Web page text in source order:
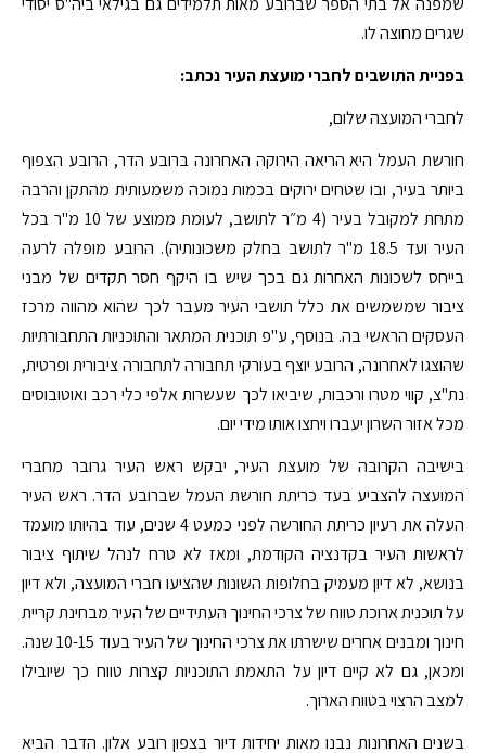
שגרים מחוצה לו.
בפניית התושבים לחברי מועצת העיר נכתב:
לחברי המועצה שלום,
חורשת העמל היא הריאה הירוקה האחרונה ברובע הדר, הרובע הצפוף
ביותר בעיר, ובו שטחים ירוקים בכמות נמוכה משמעותית מהתקן והרבה
מתחת למקובל בעיר (4 מ״ר לתושב, לעומת ממוצע של 10 מ"ר בכל
העיר ועד 18.5 מ"ר לתושב בחלק משכונותיה). הרובע מופלה לרעה
בייחס לשכונות האחרות גם בכך שיש בו היקף חסר תקדים של מבני
ציבור שמשמשים את כלל תושבי העיר מעבר לכך שהוא מהווה מרכז
העסקים הראשי בה. בנוסף, ע"פ תוכנית המתאר והתוכניות התחבורתיות
שהוצגו לאחרונה, הרובע יוצף בעורקי תחבורה לתחבורה ציבורית ופרטית,
נת"צ, קווי מטרו ורכבות, שיביאו לכך שעשרות אלפי כלי רכב ואוטובוסים
מכל אזור השרון יעברו ויחצו אותו מידי יום.
בישיבה הקרובה של מועצת העיר, יבקש ראש העיר גרובר מחברי
המועצה להצביע בעד כריתת חורשת העמל שברובע הדר. ראש העיר
העלה את רעיון כריתת החורשה לפני כמעט 4 שנים, עוד בהיותו מועמד
לראשות העיר בקדנציה הקודמת, ומאז לא טרח לנהל שיתוף ציבור
בנושא, לא דיון מעמיק בחלופות השונות שהציעו חברי המועצה, ולא דיון
על תוכנית ארוכת טווח של צרכי החינוך העתידיים של העיר מבחינת קריית
חינוך ומבנים אחרים שישרתו את צרכי החינוך של העיר בעוד 10-15 שנה.
ומכאן, גם לא קיים דיון על התאמת התוכניות קצרות טווח כך שיובילו
למצב הרצוי בטווח הארוך.
בשנים האחרונות נבנו מאות יחידות דיור בצפון רובע אלון. הדבר הביא